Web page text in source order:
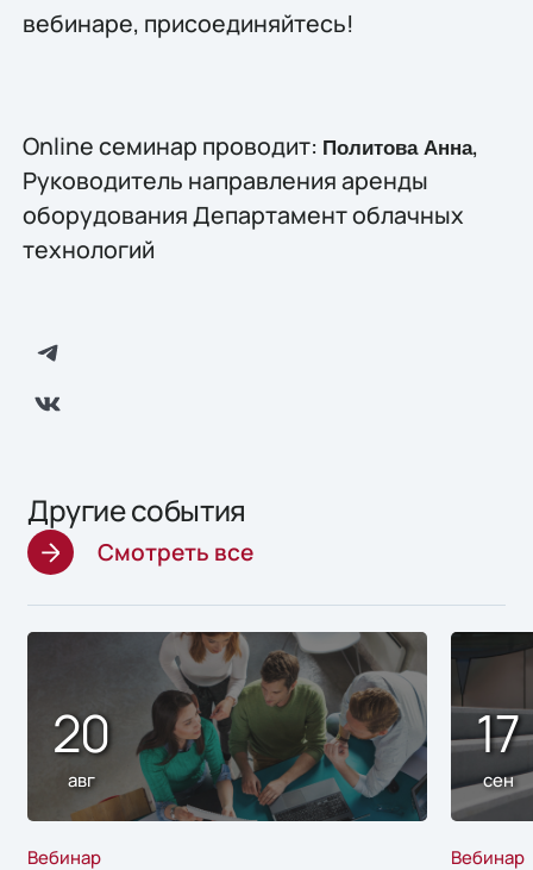
вебинаре, присоединяйтесь!
Online семинар проводит: Политова Анна,
Руководитель направления аренды
оборудования Департамент облачных
технологий
Другие события
Смотреть все
20
авг
Вебинар
17
сен
Вебинар